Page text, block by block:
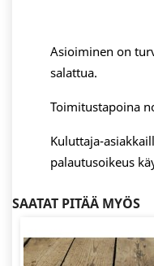
Asioiminen on
salattua.
Toimitustapoina
Kuluttaja-
palautusoikeus
SAATAT PITÄÄ MYÖS